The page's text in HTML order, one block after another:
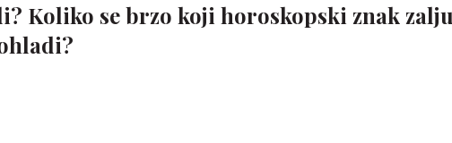
Koliko se brzo koji horoskopski znak